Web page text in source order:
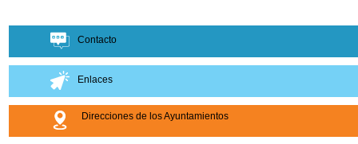
Contacto
Enlaces
Direcciones de los Ayuntamientos